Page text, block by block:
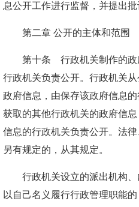
息公开工作进行监督，并提出批
第二章 公开的主体和范围
第十条 行政机关制作的政
行政机关负责公开。行政机关
政府信息，由保存该政府信息
获取的其他行政机关的政府信
信息的行政机关负责公开。法
另有规定的，从其规定。
行政机关设立的派出机构、
以自己名义履行行政管理职能